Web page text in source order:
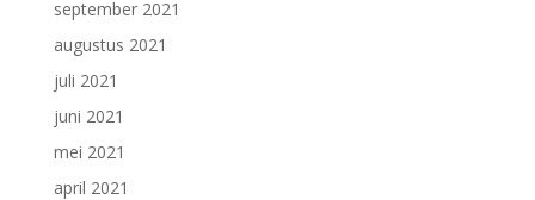
september 2021
augustus 2021
juli 2021
juni 2021
mei 2021
april 2021